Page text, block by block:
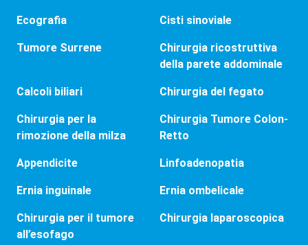
Ecografia Cisti sinoviale
Tumore Surrene
Chirurgia ricostruttiva
della parete addominale
Calcoli biliari Chirurgia del fegato
Chirurgia per la
rimozione della milza
Chirurgia Tumore Colon-
Retto
Appendicite Linfoadenopatia
Ernia inguinale Ernia ombelicale
Chirurgia per il tumore
all’esofago
Chirurgia laparoscopica